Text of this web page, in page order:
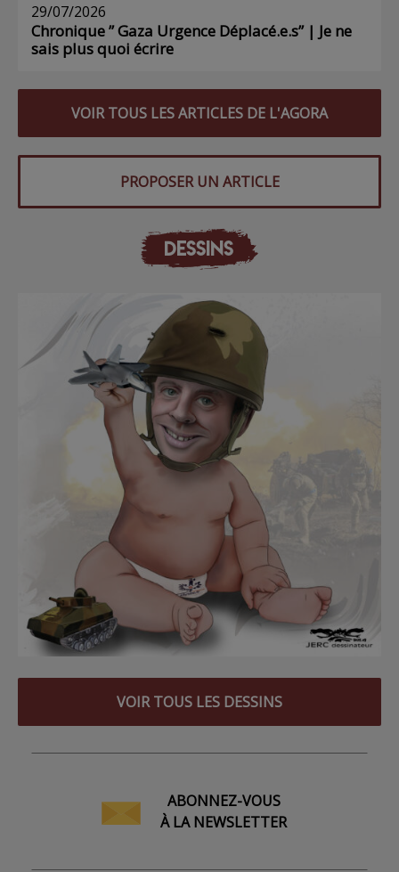
29/07/2026
Chronique ” Gaza Urgence Déplacé.e.s” | Je ne
sais plus quoi écrire
VOIR TOUS LES ARTICLES DE L'AGORA
PROPOSER UN ARTICLE
DESSINS
VOIR TOUS LES DESSINS
ABONNEZ-VOUS
À LA NEWSLETTER